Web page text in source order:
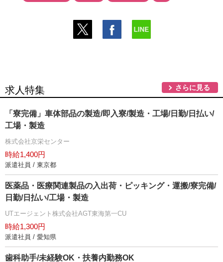
求人特集 さらに見る
「寮完備」車体部品の製造/即入寮/製造・工場/日勤/日払い/
工場・製造
株式会社京栄センター
時給1,400円
派遣社員 / 東京都
医薬品・医療関連製品の入出荷・ピッキング・運搬/寮完備/
日勤/日払い/工場・製造
UTエージェント株式会社AGT東海第一CU
時給1,300円
派遣社員 / 愛知県
歯科助手/未経験OK・扶養内勤務OK